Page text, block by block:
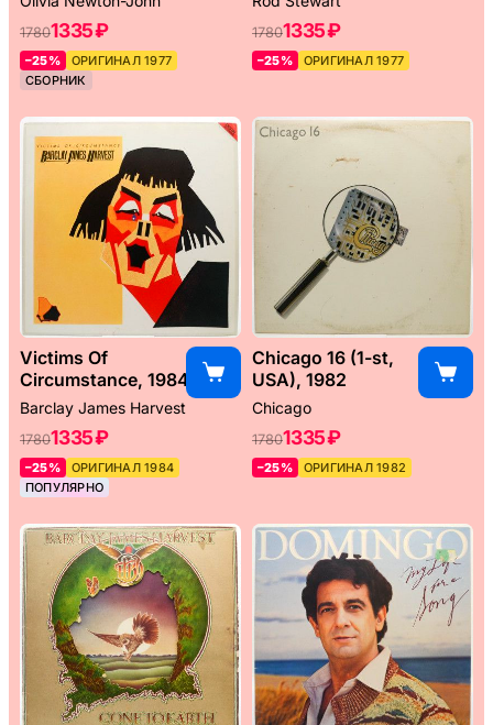
17801335 ₽
–25%
ОРИГИНАЛ 1977
СБОРНИК
17801335 ₽
–25% ОРИГИНАЛ 1977
Victims Of
Circumstance, 1984
Barclay James Harvest
17801335 ₽
–25%
ОРИГИНАЛ 1984
ПОПУЛЯРНО
Chicago 16 (1-st,
USA), 1982
Chicago
17801335 ₽
–25% ОРИГИНАЛ 1982